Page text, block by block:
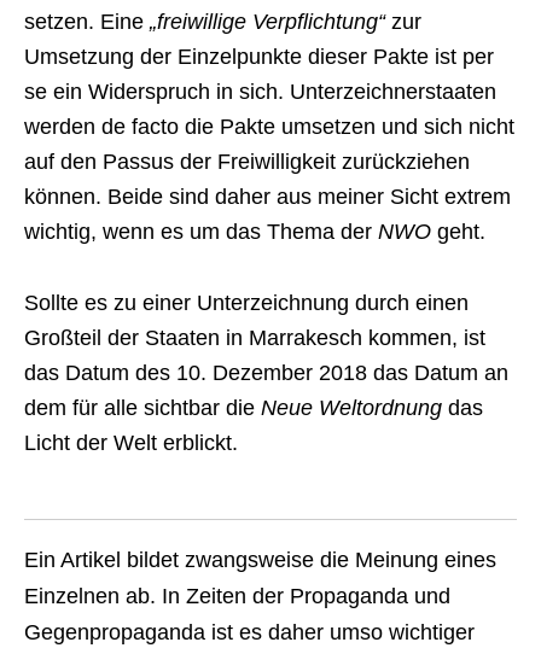
setzen. Eine „freiwillige Verpflichtung“zur
Umsetzung der Einzelpunkte dieser Pakte ist per
se ein Widerspruch in sich. Unterzeichnerstaaten
werden de facto die Pakte umsetzen und sich nicht
auf den Passus der Freiwilligkeit zurückziehen
können. Beide sind daher aus meiner Sicht extrem
wichtig, wenn es um das Thema der NWO geht.
Sollte es zu einer Unterzeichnung durch einen
Großteil der Staaten in Marrakesch kommen, ist
das Datum des 10. Dezember 2018 das Datum an
dem für alle sichtbar die Neue Weltordnung das
Licht der Welt erblickt.
Ein Artikel bildet zwangsweise die Meinung eines
Einzelnen ab. In Zeiten der Propaganda und
Gegenpropaganda ist es daher umso wichtiger